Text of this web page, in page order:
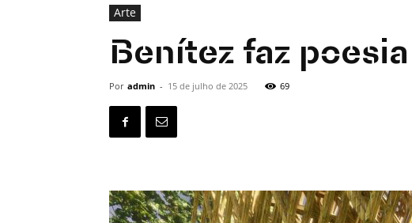
Arte
Benítez faz
Por admin - 15 de julho de 2025 69